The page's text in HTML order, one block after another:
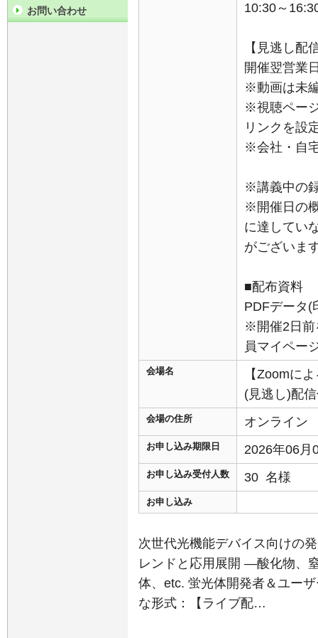
10:30～
【見逃し配
開催翌営業
※動画は未
※視聴ペー
リンクを設
※会社・自
※講義中の
※開催日の
に達してい
がございま
■配布資料
PDFデータ(
※開催2日前
員マイペー
会場名
【Zoomに
(見逃し)配
会場の住所 オンライン
お申し込み期限日 2026年06月
お申し込み受付人数 30 名様
お申し込み
次世代光機能デバイス向けの
レンドと応用展開 ―酸化物、
体、etc. 蛍光体開発者＆ユー
な形式：【ライブ配…
お問い合わせ